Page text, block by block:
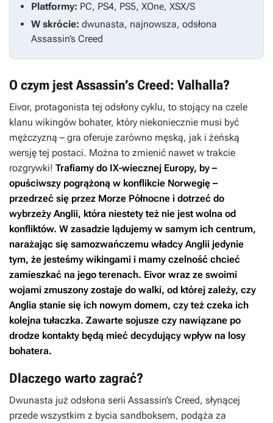
Platformy: PC, PS4, PS5, XOne, XSX/S
W skrócie: dwunasta, najnowsza, odsłona
Assassin’s Creed
O czym jest Assassin’s Creed: Valhalla?
Eivor, protagonista tej odsłony cyklu, to stojący na czele
klanu wikingów bohater, który niekoniecznie musi być
mężczyzną – gra oferuje zarówno męską, jak i żeńską
wersję tej postaci. Można to zmienić nawet w trakcie
rozgrywki! Trafiamy do IX-wiecznej Europy, by –
opuściwszy pogrążoną w konflikcie Norwegię –
przedrzeć się przez Morze Północne i dotrzeć do
wybrzeży Anglii, która niestety też nie jest wolna od
konfliktów. W zasadzie lądujemy w samym ich centrum,
narażając się samozwańczemu władcy Anglii jedynie
tym, że jesteśmy wikingami i mamy czelność chcieć
zamieszkać na jego terenach. Eivor wraz ze swoimi
wojami zmuszony zostaje do walki, od której zależy, czy
Anglia stanie się ich nowym domem, czy też czeka ich
kolejna tułaczka. Zawarte sojusze czy nawiązane po
drodze kontakty będą mieć decydujący wpływ na losy
bohatera.
Dlaczego warto zagrać?
Dwunasta już odsłona serii Assassin’s Creed, słynącej
przede wszystkim z bycia sandboksem, podąża za